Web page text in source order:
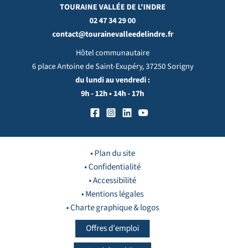
TOURAINE VALLÉE DE L'INDRE
02 47 34 29 00
contact@tourainevalleedelindre.fr
Hôtel communautaire
6 place Antoine de Saint-Exupéry, 37250 Sorigny
du lundi au vendredi :
9h - 12h • 14h - 17h
• Plan du site
• Confidentialité
• Accessibilité
• Mentions légales
• Charte graphique & logos
Offres d'emploi